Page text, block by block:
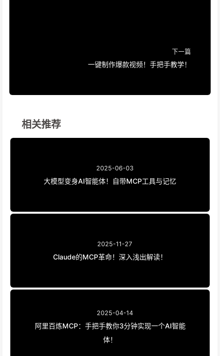
下一篇
一键制作爆款视频！手把手教学！
相关推荐
2025-06-03
大模型变身AI智能体！自带MCP工具与记忆
2025-11-27
Claude的MCP革命！深入浅出解读！
2025-04-14
阿里百炼MCP：手把手教你3分钟实现一个AI智能
体！